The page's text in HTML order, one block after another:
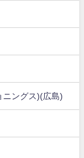
ニングス)(広島)